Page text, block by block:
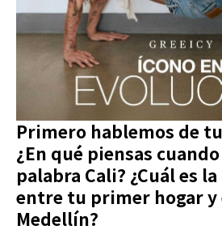
Primero hablemos de
¿En qué piensas
palabra Cali? ¿Cuál es
entre tu primer hogar y
Medellín?